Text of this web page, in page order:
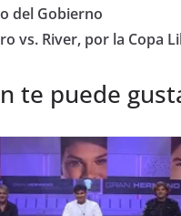
del Gobierno
vs. River, por la Copa
te puede